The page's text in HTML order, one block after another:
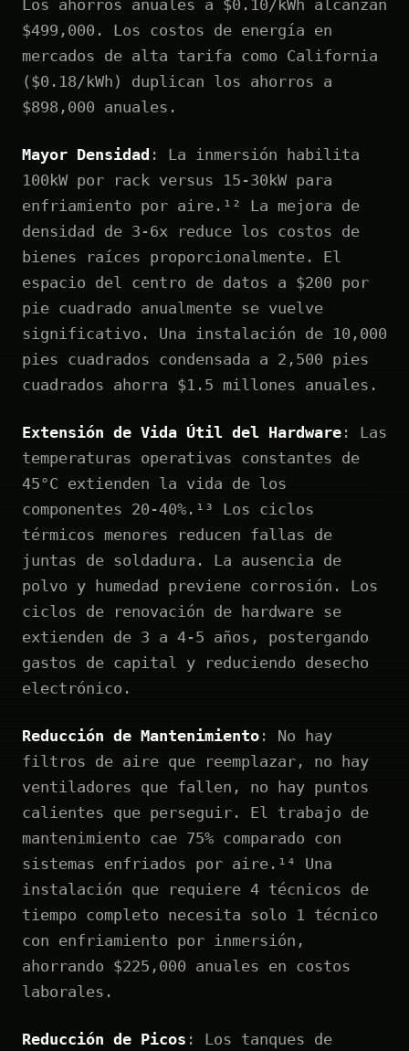
Los ahorros anuales a $0.10/kWh alcanzan
$499,000. Los costos de energía en
mercados de alta tarifa como California
($0.18/kWh) duplican los ahorros a
$898,000 anuales.
Mayor Densidad : La inmersión habilita
100kW por rack versus 15-30kW para
enfriamiento por aire.¹² La mejora de
densidad de 3-6x reduce los costos de
bienes raíces proporcionalmente. El
espacio del centro de datos a $200 por
pie cuadrado anualmente se vuelve
significativo. Una instalación de 10,000
pies cuadrados condensada a 2,500 pies
cuadrados ahorra $1.5 millones anuales.
Extensión de Vida Útil del Hardware : Las
temperaturas operativas constantes de
45°C extienden la vida de los
componentes 20-40%.¹³ Los ciclos
térmicos menores reducen fallas de
juntas de soldadura. La ausencia de
polvo y humedad previene corrosión. Los
ciclos de renovación de hardware se
extienden de 3 a 4-5 años, postergando
gastos de capital y reduciendo desecho
electrónico.
Reducción de Mantenimiento : No hay
filtros de aire que reemplazar, no hay
ventiladores que fallen, no hay puntos
calientes que perseguir. El trabajo de
mantenimiento cae 75% comparado con
sistemas enfriados por aire.¹⁴ Una
instalación que requiere 4 técnicos de
tiempo completo necesita solo 1 técnico
con enfriamiento por inmersión,
ahorrando $225,000 anuales en costos
laborales.
Reducción de Picos : Los tanques de